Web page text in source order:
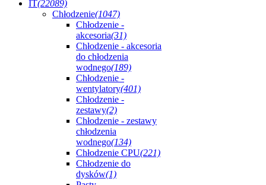
IT(22089)
Chłodzenie(1047)
Chłodzenie -
akcesoria(31)
Chłodzenie - akcesoria
do chłodzenia
wodnego(189)
Chłodzenie -
wentylatory(401)
Chłodzenie -
zestawy(2)
Chłodzenie - zestawy
chłodzenia
wodnego(134)
Chłodzenie CPU(221)
Chłodzenie do
dysków(1)